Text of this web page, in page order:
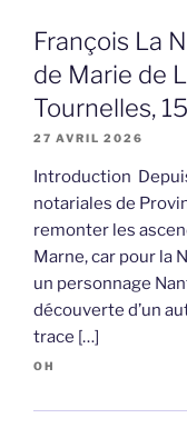
François La
de Marie de
Tournelles,
27 AVRIL 2026
Introduction
notariales de
remonter les
Marne, car pour la
un personnage
découverte d’un
trace […]
OH